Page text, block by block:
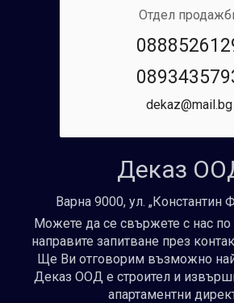
Отдел
dekaz@mail.bg
Деказ
Варна 9000, ул. „Константин
Можете да се свържете с нас
направите запитване през
Ще Ви отговорим възможно
Деказ ООД е строител и
апартаментни